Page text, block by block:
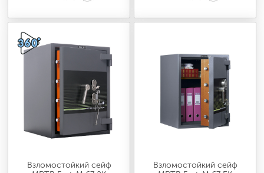
Взломостойкий сейф
Взломостойкий сейф